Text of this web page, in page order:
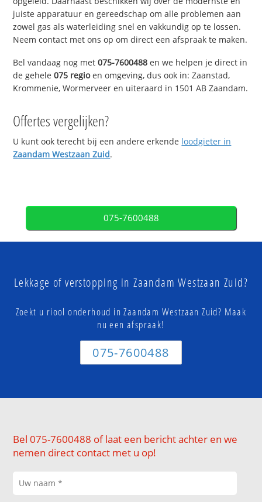
juiste apparatuur en gereedschap om alle problemen aan
zowel gas als waterleiding snel en vakkundig op te lossen.
Neem contact met ons op om direct een afspraak te maken.
Bel vandaag nog met075-7600488 en we helpen je direct in
de gehele075 regioen omgeving, dus ook in: Zaanstad,
Krommenie, Wormerveer en uiteraard in 1501 AB Zaandam.
Offertes vergelijken?
U kunt ook terecht bij een andere erkende loodgieter in
Zaandam Westzaan Zuid.
075-7600488
Lekkage of verstopping in Zaandam Westzaan Zuid?
Zoekt u riool onderhoud in Zaandam Westzaan Zuid? Maak
nu een afspraak!
075-7600488
Bel 075-7600488 of laat een bericht achter en we
nemen direct contact met u op!